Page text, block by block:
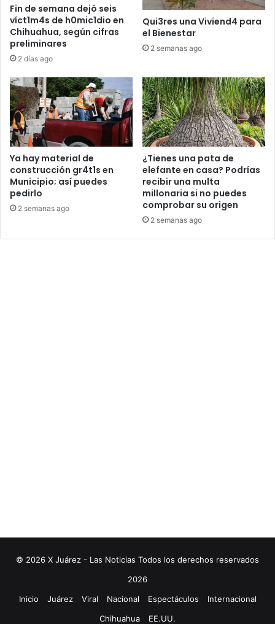
Fin de semana dejó seis
víct1m4s de h0mic1dio en
Chihuahua, según cifras
preliminares
2 días ago
Qui3res una Viviend4 para
el Bienestar
2 semanas ago
Ya hay material de
construcción gr4t1s en
Municipio; así puedes
pedirlo
2 semanas ago
¿Tienes una pata de
elefante en casa? Podrías
recibir una multa
millonaria si no puedes
comprobar su origen
2 semanas ago
© 2026 X Juárez - Las Noticias Todos los derechos reservados
2026
Inicio
Juárez Viral Nacional Espectáculos
Internacional
Chihuahua
EE.UU.